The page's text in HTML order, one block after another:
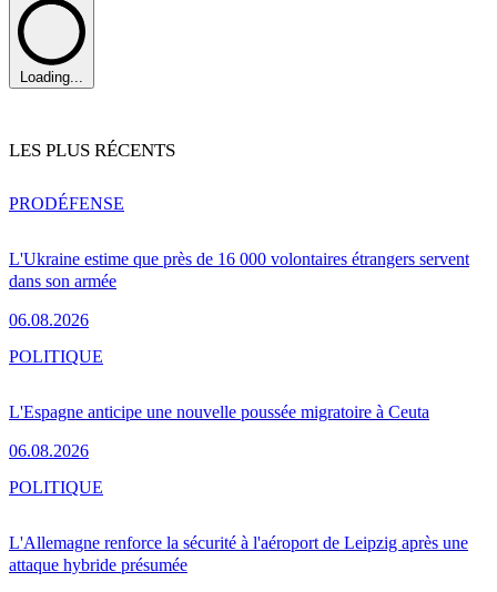
Loading...
LES PLUS RÉCENTS
L'Ukraine estime que près de 16 000 volontaires étrangers servent
dans son armée
06.08.2026
PRODÉFENSE
L'Espagne anticipe une nouvelle poussée migratoire à Ceuta
06.08.2026
POLITIQUE
L'Allemagne renforce la sécurité à l'aéroport de Leipzig après une
attaque hybride présumée
POLITIQUE